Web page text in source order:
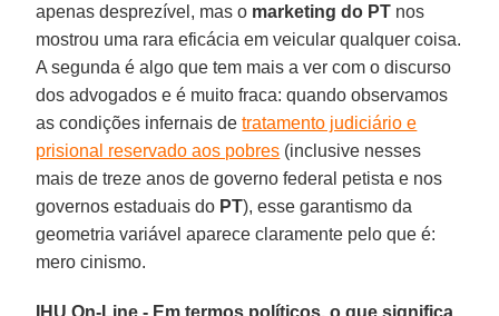
apenas desprezível, mas o marketing do PT nos
mostrou uma rara eficácia em veicular qualquer coisa.
A segunda é algo que tem mais a ver com o discurso
dos advogados e é muito fraca: quando observamos
as condições infernais detratamento judiciário e
prisional reservado aos pobres (inclusive nesses
mais de treze anos de governo federal petista e nos
governos estaduais do PT), esse garantismo da
geometria variável aparece claramente pelo que é:
mero cinismo.
IHU On-Line - Em termos políticos, o que significa